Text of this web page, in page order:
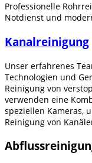
Professionelle
Notdienst und
Kanalreinigung
Unser erfahrenes
Technologien und
Reinigung von
verwenden eine
speziellen Kameras,
Reinigung von